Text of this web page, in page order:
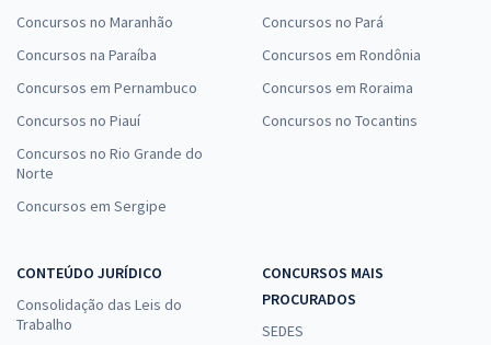
Concursos no Maranhão
Concursos na Paraíba
Concursos em Pernambuco
Concursos no Piauí
Concursos no Rio Grande do
Norte
Concursos em Sergipe
Concursos no Pará
Concursos em Rondônia
Concursos em Roraima
Concursos no Tocantins
CONTEÚDO JURÍDICO
Consolidação das Leis do
Trabalho
CONCURSOS MAIS
PROCURADOS
SEDES